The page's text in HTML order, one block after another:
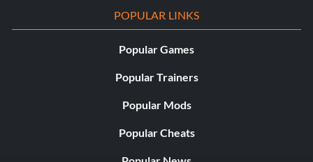
POPULAR LINKS
Popular Games
Popular Trainers
Popular Mods
Popular Cheats